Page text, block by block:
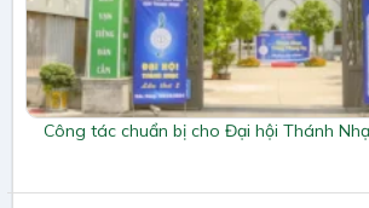
Công tác chuẩn bị cho Đại hội Thánh